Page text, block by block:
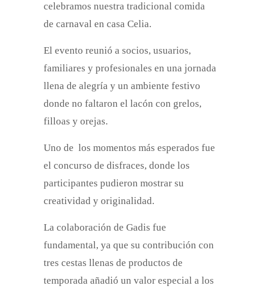
celebramos nuestra tradicional comida
de carnaval en casa Celia.
El evento reunió a socios, usuarios,
familiares y profesionales en una jornada
llena de alegría y un ambiente festivo
donde no faltaron el lacón con grelos,
filloas y orejas.
Uno de los momentos más esperados fue
el concurso de disfraces, donde los
participantes pudieron mostrar su
creatividad y originalidad.
La colaboración de Gadis fue
fundamental, ya que su contribución con
tres cestas llenas de productos de
temporada añadió un valor especial a los